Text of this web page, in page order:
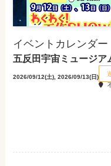
イベントカレンダー
五反田宇宙ミュージア
2026/09/12(土), 2026/09/13(日)